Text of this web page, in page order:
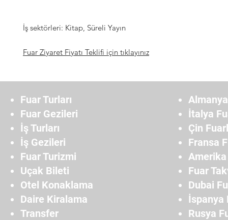
İş sektörleri: Kitap, Süreli Yayın
Fuar Ziyaret Fiyatı Teklifi için tıklayınız
Fuar Turları
Fuar Gezileri
İş Turları
İş Gezileri
Fuar Turizmi
Uçak Bileti
Otel Konaklama
Daire Kiralama
Transfer
İtalya
Çin
Fransa
Amerika
Fuar
Dubai
İspanya
Rusya